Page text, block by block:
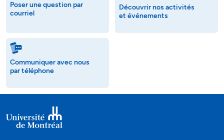
Poser une question par
courriel
Découvrir nos activités
et événements
Communiquer avec nous
par téléphone